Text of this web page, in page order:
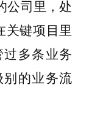
公司里，处
关键项目里
多条业务
的业务流